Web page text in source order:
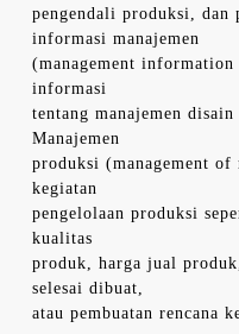
pengendali produksi, dan
informasi manajemen
(management
informasi
tentang manajemen
Manajemen
produksi (management of
kegiatan
pengelolaan produksi
kualitas
produk, harga jual
selesai dibuat,
atau pembuatan rencana